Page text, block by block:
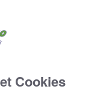
Cookies